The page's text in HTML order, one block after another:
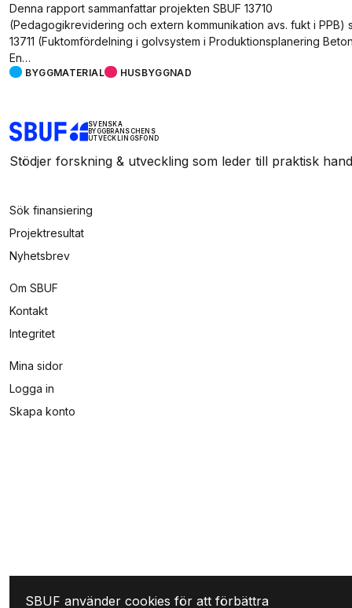
Denna rapport sammanfattar projekten SBUF 13710
(Pedagogikrevidering och extern kommunikation avs. fukt i PPB)
13711 (Fuktomfördelning i golvsystem i Produktionsplanering
En…
BYGGMATERIAL HUSBYGGNAD
SVENSKA
BYGGBRANSCHENS
UTVECKLINGSFOND
Stödjer forskning & utveckling som leder till praktisk
Sök finansiering
Projektresultat
Nyhetsbrev
Om SBUF
Kontakt
Integritet
Mina sidor
Logga in
Skapa konto
SBUF använder cookies för att förbättra